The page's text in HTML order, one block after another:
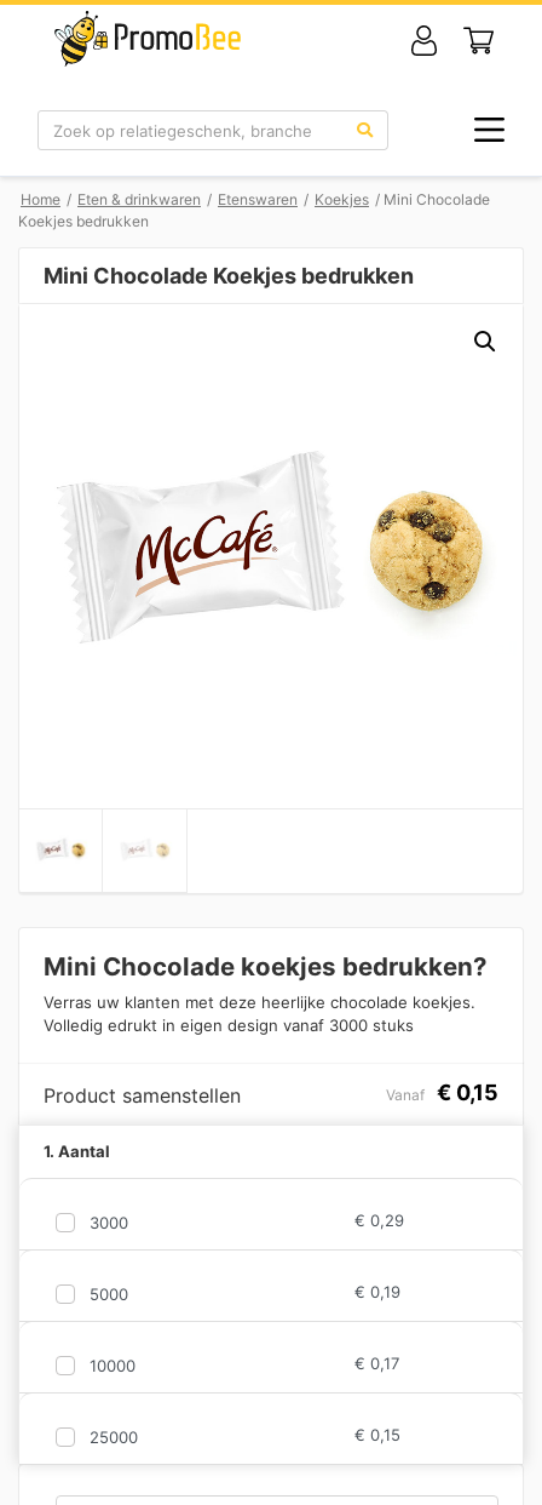
Zoek
Home / Eten & drinkwaren / Etenswaren / Koekjes / Mini Chocolade
Koekjes bedrukken
Mini Chocolade Koekjes bedrukken
Mini Chocolade koekjes bedrukken?
Verras uw klanten met deze heerlijke chocolade koekjes.
Volledig edrukt in eigen design vanaf 3000 stuks
Product samenstellen Vanaf € 0,15
1. Aantal
3000 € 0,29
5000 € 0,19
10000 € 0,17
25000 € 0,15